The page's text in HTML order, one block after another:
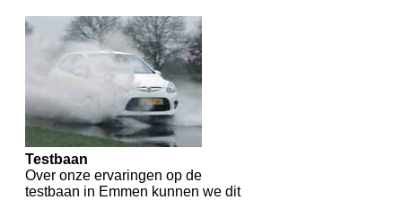
Testbaan
Over onze ervaringen op de
testbaan in Emmen kunnen we dit